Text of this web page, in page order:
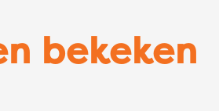
bekeken